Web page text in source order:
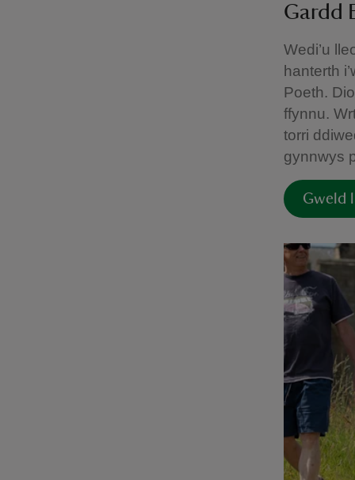
Gardd
Wedi’u
hanterth
Poeth.
ffynnu.
torri
gynnwys
Gweld